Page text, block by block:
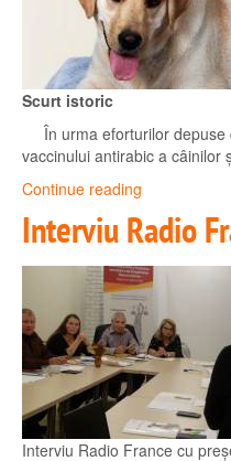
Scurt istoric
În urma eforturilor depuse
vaccinului antirabic a câinilor
Continue reading
Interviu Radio
Interviu Radio France cu